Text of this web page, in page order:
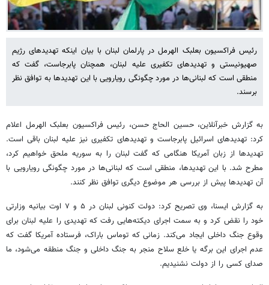
رئیس فراکسیون بعلبک الهرمل در پارلمان لبنان با بیان اینکه تهدیدهای رژیم
صهیونیستی و تهدیدهای تکفیری علیه لبنان، همچنان پابرجاست، گفت که
منطقی است که لبنانی‌ها در مورد چگونگی رویارویی با این تهدیدها به توافق نظر
برسند.
به گزارش خبرآنلاین، حسین الحاج حسن، رئیس فراکسیون بعلبک الهرمل اعلام
کرد: تهدیدهای اسرائیل پابرجاست و تهدیدهای تکفیری نیز علیه لبنان باقی است.
تهدیدها از زبان آمریکا هنگامی که گفت لبنان را به سوریه ملحق خواهیم کرد،
مطرح شد. با این تهدیدها، منطقی است که لبنانی‌ها در مورد چگونگی رویارویی با
آن تهدیدها پیش از بررسی هر موضوع دیگری توافق نظر کنند.
به گزارش ایسنا، وی تصریح کرد: دولت کنونی لبنان در ۵ و ۷ اوت بیانیه وزارتی
خود را نقض کرد و به سمت اجرای دیکته‌هایی رفت که تهدیدی را علیه لبنان برای
وقوع جنگ داخلی ایجاد می‌کند. زمانی که توماس باراک، فرستاده آمریکا گفت که
عدم اجرای این برگه یا خلع سلاح منجر به جنگ داخلی و جنگ منطقه می‌شود، ما
صدای کسی را از دولت نشنیدیم.